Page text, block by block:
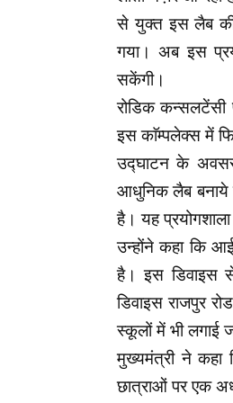
से युक्त इस लैब की
गया। अब इस
सकेंगी।
रोडिक कन्सलटेंसी
इस काॅम्पलेक्स में
उद्घाटन के
आधुनिक लैब बनाये
है। यह
उन्होंने कहा कि
है। इस डिवाइस
डिवाइस राजपुर
स्कूलों में भी लगाई
मुख्यमंत्री ने कहा
छात्राओं पर एक